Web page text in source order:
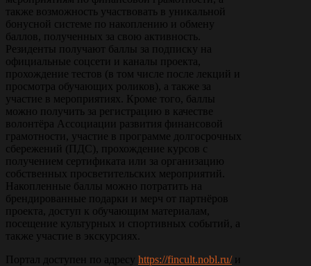
также возможность участвовать в уникальной
бонусной системе по накоплению и обмену
баллов, полученных за свою активность.
Резиденты получают баллы за подписку на
официальные соцсети и каналы проекта,
прохождение тестов (в том числе после лекций и
просмотра обучающих роликов), а также за
участие в мероприятиях. Кроме того, баллы
можно получить за регистрацию в качестве
волонтёра Ассоциации развития финансовой
грамотности, участие в программе долгосрочных
сбережений (ПДС), прохождение курсов с
получением сертификата или за организацию
собственных просветительских мероприятий.
Накопленные баллы можно потратить на
брендированные подарки и мерч от партнёров
проекта, доступ к обучающим материалам,
посещение культурных и спортивных событий, а
также участие в экскурсиях.
Портал доступен по адресу https://fincult.nobl.ru/и